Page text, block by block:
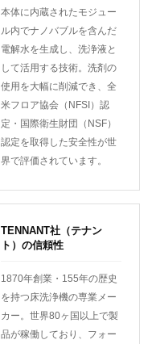
本体に内蔵されたモジュー
ル内でナノバブルを含んだ
電解水を生成し、洗浄液と
して活用する技術。洗剤の
使用を大幅に削減でき、全
米フロア協会（NFSI）認
定・国際衛生財団（NSF）
認定を取得した安全性が世
界で評価されています。
TENNANT社（テナン
ト）の信頼性
1870年創業・155年の歴史
を持つ床洗浄機の専業メー
カー。世界80ヶ国以上で製
品が稼働しており、フォー